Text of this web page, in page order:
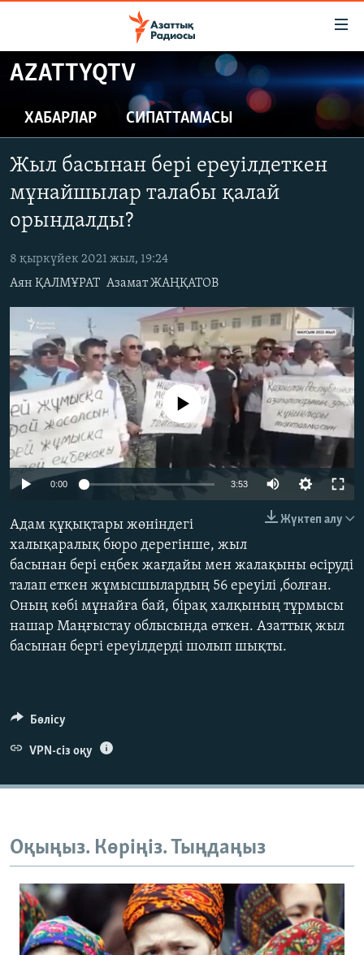
Skip
to
content
to
main
Navigation
Skip
Search
ЖАҢАЛЫҚТАР
САЯСАТ
ҚАҢТАР ОҚИҒАСЫ
АДАМ ҚҰҚЫҚТАРЫ
ӘЛЕУМЕТ
ӘЛЕМ
АРНАЙЫ ЖОБАЛАР
Русский
ЖАЗЫЛЫҢЫЗ
Басқа тілдерде
AZATTYQTV
ХАБАРЛАР СИПАТТАМАСЫ
Жыл басынан бері ереуілдеткен
мұнайшылар талабы қалай
орындалды?
8 қыркүйек 2021 жыл, 19:24
Аян ҚАЛМҰРАТ Азамат ЖАҢҚАТОВ
No media source currently available
0:00 3:53
Жүктеп алу
Адам құқықтары жөніндегі
халықаралық бюро дерегінше, жыл
басынан бері еңбек жағдайы мен жалақыны өсіруді
талап еткен жұмысшылардың 56 ереуілі ,болған.
Оның көбі мұнайға бай, бірақ халқының тұрмысы
нашар Маңғыстау облысында өткен. Азаттық жыл
басынан бергі ереуілдерді шолып шықты.
Бөлісу
VPN-сіз оқу
Оқыңыз. Көріңіз. Тыңдаңыз